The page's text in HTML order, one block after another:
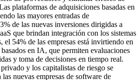
plataformas de adquisiciones basadas en
las mayores entradas de
de las nuevas inversiones dirigidas a
que brindan integración con los sistemas
el 54% de las empresas está invirtiendo en
​​en IA, que permiten evaluaciones
y toma de decisiones en tiempo real.
y los capitalistas de riesgo se
nuevas empresas de software de